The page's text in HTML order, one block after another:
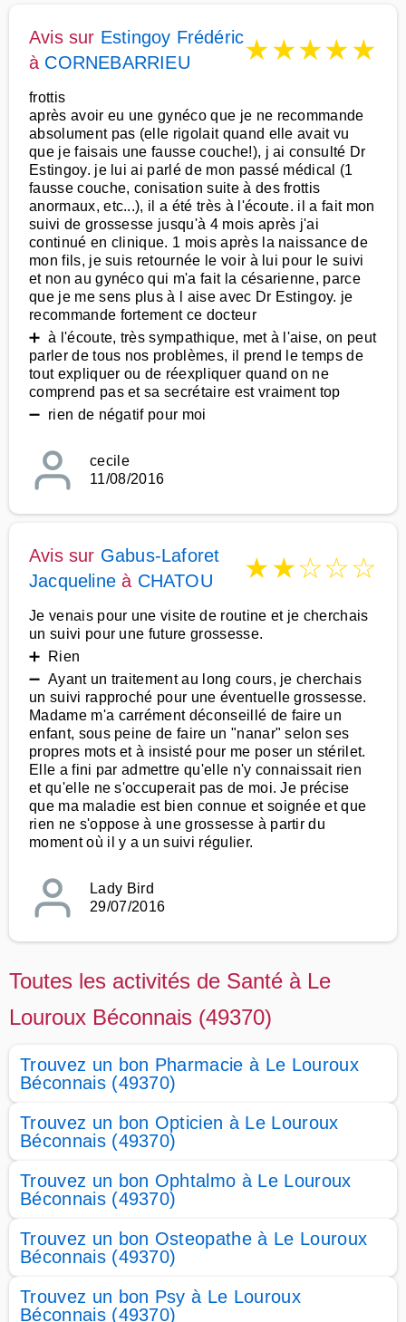
Avis sur Estingoy Frédéric
à CORNEBARRIEU ★★★★★
frottis
après avoir eu une gynéco que je ne recommande
absolument pas (elle rigolait quand elle avait vu
que je faisais une fausse couche!), j ai consulté Dr
Estingoy. je lui ai parlé de mon passé médical (1
fausse couche, conisation suite à des frottis
anormaux, etc...), il a été très à l'écoute. il a fait mon
suivi de grossesse jusqu'à 4 mois après j'ai
continué en clinique. 1 mois après la naissance de
mon fils, je suis retournée le voir à lui pour le suivi
et non au gynéco qui m'a fait la césarienne, parce
que je me sens plus à l aise avec Dr Estingoy. je
recommande fortement ce docteur
➕ à l'écoute, très sympathique, met à l'aise, on peut
parler de tous nos problèmes, il prend le temps de
tout expliquer ou de réexpliquer quand on ne
comprend pas et sa secrétaire est vraiment top
➖ rien de négatif pour moi
cecile
11/08/2016
Avis sur Gabus-Laforet
Jacqueline à CHATOU ★★☆☆☆
Je venais pour une visite de routine et je cherchais
un suivi pour une future grossesse.
➕ Rien
➖ Ayant un traitement au long cours, je cherchais
un suivi rapproché pour une éventuelle grossesse.
Madame m'a carrément déconseillé de faire un
enfant, sous peine de faire un "nanar" selon ses
propres mots et à insisté pour me poser un stérilet.
Elle a fini par admettre qu'elle n'y connaissait rien
et qu'elle ne s'occuperait pas de moi. Je précise
que ma maladie est bien connue et soignée et que
rien ne s'oppose à une grossesse à partir du
moment où il y a un suivi régulier.
Lady Bird
29/07/2016
Toutes les activités de Santé à Le
Louroux Béconnais (49370)
Trouvez un bon Pharmacie à Le Louroux
Béconnais (49370)
Trouvez un bon Opticien à Le Louroux
Béconnais (49370)
Trouvez un bon Ophtalmo à Le Louroux
Béconnais (49370)
Trouvez un bon Osteopathe à Le Louroux
Béconnais (49370)
Trouvez un bon Psy à Le Louroux
Béconnais (49370)